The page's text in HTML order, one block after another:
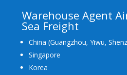
Warehouse Agent
Sea Freight
China (Guangzhou, Yiwu,
Singapore
Korea